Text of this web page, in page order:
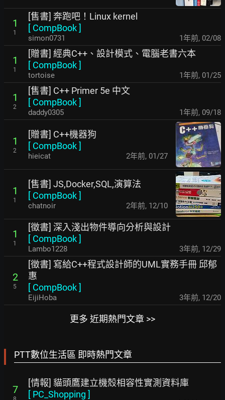
1
1
[售書] 奔跑吧！Linux kernel
[ CompBook]
simon0731 1年前, 02/08
1
1
[贈書] 經典C++、設計模式、電腦老書六本
[ CompBook]
tortoise 1年前, 01/25
1
2
[售書] C++ Primer 5e 中文
[ CompBook]
daddy0305 1年前, 09/18
1
2
[贈書] C++機器狗
[ CompBook]
hieicat 2年前, 01/27
1
1
[售書] JS,Docker,SQL,演算法
[ CompBook]
chatnoir 2年前, 12/10
1
1
[徵書] 深入淺出物件導向分析與設計
[ CompBook]
Lambo1228 3年前, 12/29
2
5
[徵書] 寫給C++程式設計師的UML實務手冊 邱郁
惠
[ CompBook]
EijiHoba 3年前, 12/20
更多 近期熱門文章 >>
PTT數位生活區 即時熱門文章
7
[情報] 貓頭鷹建立機殼相容性實測資料庫
[ PC_Shopping ]